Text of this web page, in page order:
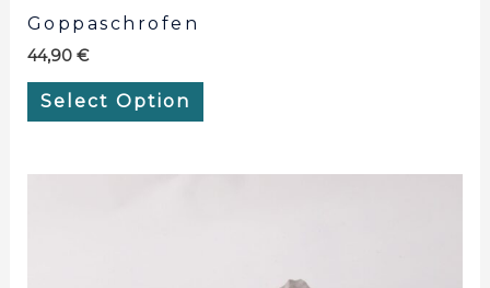
Goppaschrofen
44,90 €
Select Option